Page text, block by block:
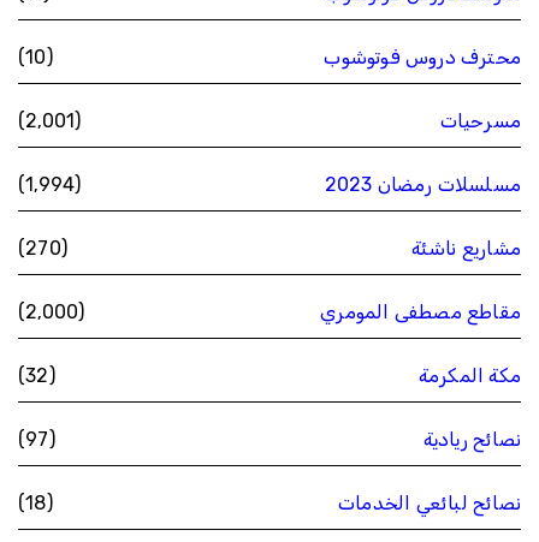
محترف دروس فوتوشوب (10)
مسرحيات (2٬001)
مسلسلات رمضان 2023 (1٬994)
مشاريع ناشئة (270)
مقاطع مصطفى المومري (2٬000)
مكة المكرمة (32)
نصائح ريادية (97)
نصائح لبائعي الخدمات (18)